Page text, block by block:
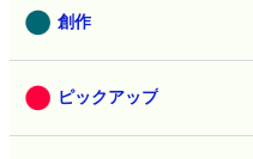
創作
ピックアップ